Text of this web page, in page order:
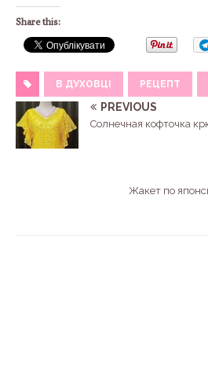
Share this:
В ДУХОВЦІ РЕЦЕПТ
PREVIOUS
Солнечная кофточка
Жакет по